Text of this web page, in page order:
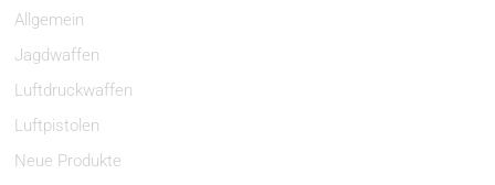
Allgemein
Jagdwaffen
Luftdruckwaffen
Luftpistolen
Neue Produkte